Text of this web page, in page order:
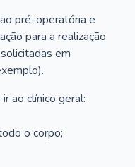
pré-operatória e
para a realização
em
ao clínico geral:
o corpo;